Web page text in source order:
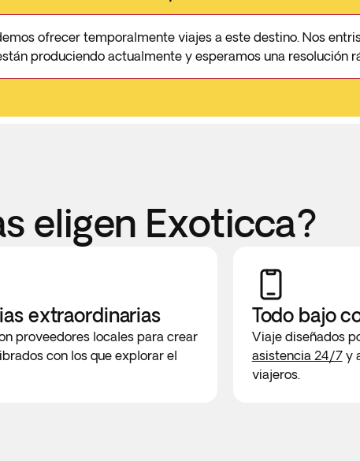
ofrecer temporalmente viajes a este destino. Nos
produciendo actualmente y esperamos una resolución
eligen Exoticca?
extraordinarias
proveedores locales para crear
con los que explorar el
Todo bajo
Viaje diseñados
asistencia 24/7y
viajeros.